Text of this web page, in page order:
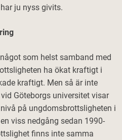
ju nyss givits.
som helst samband med
ha ökat kraftigt i
kraftigt. Men så är inte
Göteborgs universitet visar
på ungdomsbrottsligheten i
viss nedgång sedan 1990-
finns inte samma